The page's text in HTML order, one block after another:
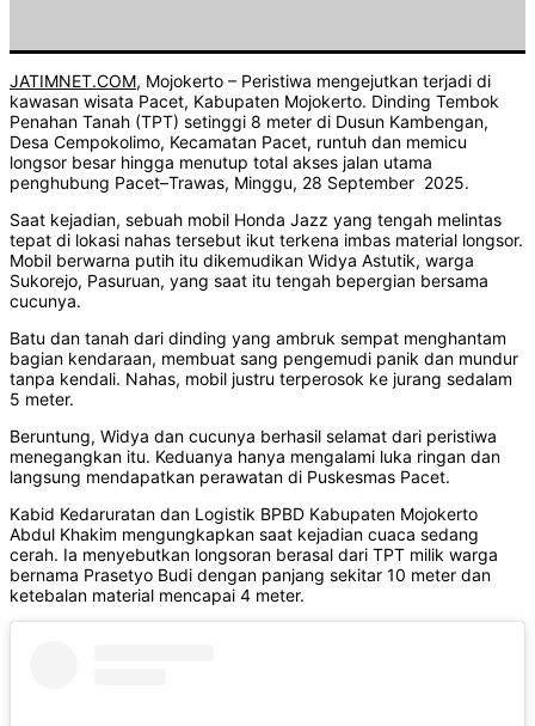
JATIMNET.COM, Mojokerto – Peristiwa mengejutkan terjadi di
kawasan wisata Pacet, Kabupaten Mojokerto. Dinding Tembok
Penahan Tanah (TPT) setinggi 8 meter di Dusun Kambengan,
Desa Cempokolimo, Kecamatan Pacet, runtuh dan memicu
longsor besar hingga menutup total akses jalan utama
penghubung Pacet–Trawas, Minggu, 28 September 2025.
Saat kejadian, sebuah mobil Honda Jazz yang tengah melintas
tepat di lokasi nahas tersebut ikut terkena imbas material longsor.
Mobil berwarna putih itu dikemudikan Widya Astutik, warga
Sukorejo, Pasuruan, yang saat itu tengah bepergian bersama
cucunya.
Batu dan tanah dari dinding yang ambruk sempat menghantam
bagian kendaraan, membuat sang pengemudi panik dan mundur
tanpa kendali. Nahas, mobil justru terperosok ke jurang sedalam
5 meter.
Beruntung, Widya dan cucunya berhasil selamat dari peristiwa
menegangkan itu. Keduanya hanya mengalami luka ringan dan
langsung mendapatkan perawatan di Puskesmas Pacet.
Kabid Kedaruratan dan Logistik BPBD Kabupaten Mojokerto
Abdul Khakim mengungkapkan saat kejadian cuaca sedang
cerah. Ia menyebutkan longsoran berasal dari TPT milik warga
bernama Prasetyo Budi dengan panjang sekitar 10 meter dan
ketebalan material mencapai 4 meter.